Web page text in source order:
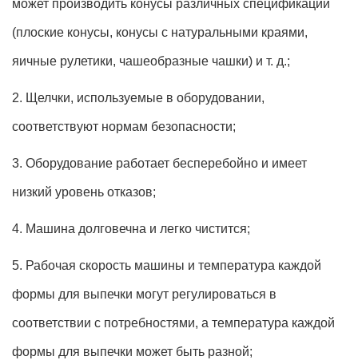
может производить конусы различных спецификаций
(плоские конусы, конусы с натуральными краями,
яичные рулетики, чашеобразные чашки) и т. д.;
2. Щелчки, используемые в оборудовании,
соответствуют нормам безопасности;
3. Оборудование работает бесперебойно и имеет
низкий уровень отказов;
4. Машина долговечна и легко чистится;
5. Рабочая скорость машины и температура каждой
формы для выпечки могут регулироваться в
соответствии с потребностями, а температура каждой
формы для выпечки может быть разной;